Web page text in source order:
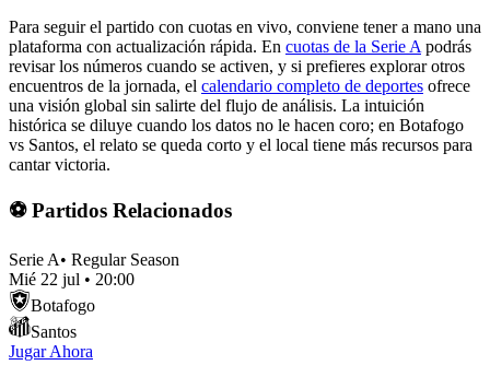
Para seguir el partido con cuotas en vivo, conviene tener a mano una
plataforma con actualización rápida. En cuotas de la Serie A podrás
revisar los números cuando se activen, y si prefieres explorar otros
encuentros de la jornada, el calendario completo de deportes ofrece
una visión global sin salirte del flujo de análisis. La intuición
histórica se diluye cuando los datos no le hacen coro; en Botafogo
vs Santos, el relato se queda corto y el local tiene más recursos para
cantar victoria.
⚽ Partidos Relacionados
Serie A• Regular Season
Mié 22 jul • 20:00
Botafogo
Santos
Jugar Ahora